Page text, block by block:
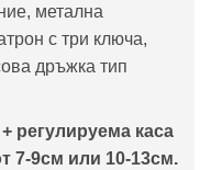
метална
с три ключа,
дръжка тип
регулируема каса
7-9см или 10-13см.